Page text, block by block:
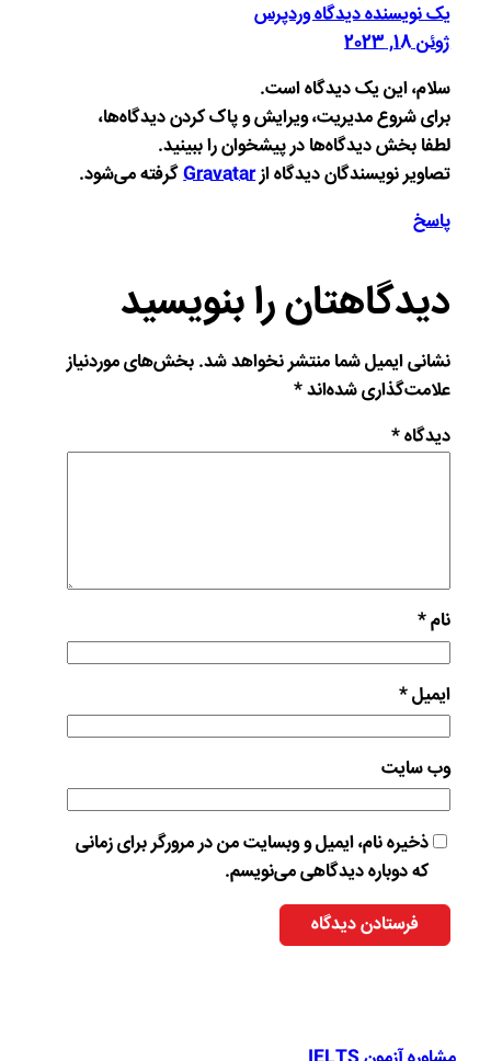
یک نویسنده دیدگاه وردپرس
ژوئن 18, 2023
سلام، این یک دیدگاه است.
برای شروع مدیریت، ویرایش و پاک کردن دیدگاه‌ها،
لطفا بخش دیدگاه‌ها در پیشخوان را ببینید.
تصاویر نویسندگان دیدگاه ازGravatarگرفته می‌شود.
پاسخ
دیدگاهتان را بنویسید
نشانی ایمیل شما منتشر نخواهد شد. بخش‌های موردنیاز
علامت‌گذاری شده‌اند*
دیدگاه*
نام*
ایمیل*
وب‌ سایت
ذخیره نام، ایمیل و وبسایت من در مرورگر برای زمانی
که دوباره دیدگاهی می‌نویسم.